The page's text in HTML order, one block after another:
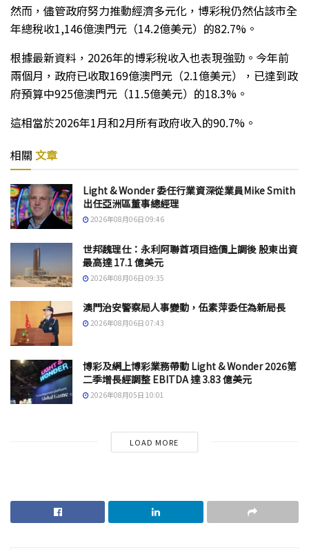
然而，儘管政府努力推動經濟多元化，博彩稅仍然佔該市全
年總稅收1,146億澳門元（14.2億美元）的82.7%。
根據最新資料，2026年的博彩稅收入也表現強勁。今年前
兩個月，政府已收取169億澳門元（2.1億美元），已達到政
府預算中925億澳門元（11.5億美元）的18.3%。
這相當於2026年1月和2月所有政府收入的90.7%。
相關 文章
Light & Wonder 委任行業資深從業員Mike Smith
出任亞洲區董事總經理
2026年08月06日 09:46
世邦魏理仕：永利阿聯酋項目造價上調後 股東出資
最高達 17.1 億美元
2026年08月06日 09:35
澳門治安警察局人事變動，伍素萍委任為新局長
2026年08月06日 07:43
博彩及網上博彩業務帶動 Light & Wonder 2026第
二季增長經調整 EBITDA 達 3.83 億美元
2026年08月05日 10:01
LOAD MORE